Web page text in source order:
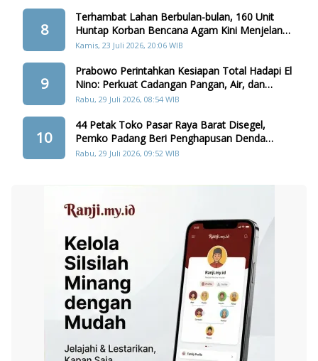
8
Terhambat Lahan Berbulan-bulan, 160 Unit
Huntap Korban Bencana Agam Kini Menjelang
Realisasi
Kamis, 23 Juli 2026, 20:06 WIB
9
Prabowo Perintahkan Kesiapan Total Hadapi El
Nino: Perkuat Cadangan Pangan, Air, dan
Teknologi
Rabu, 29 Juli 2026, 08:54 WIB
10
44 Petak Toko Pasar Raya Barat Disegel,
Pemko Padang Beri Penghapusan Denda
Retribusi
Rabu, 29 Juli 2026, 09:52 WIB